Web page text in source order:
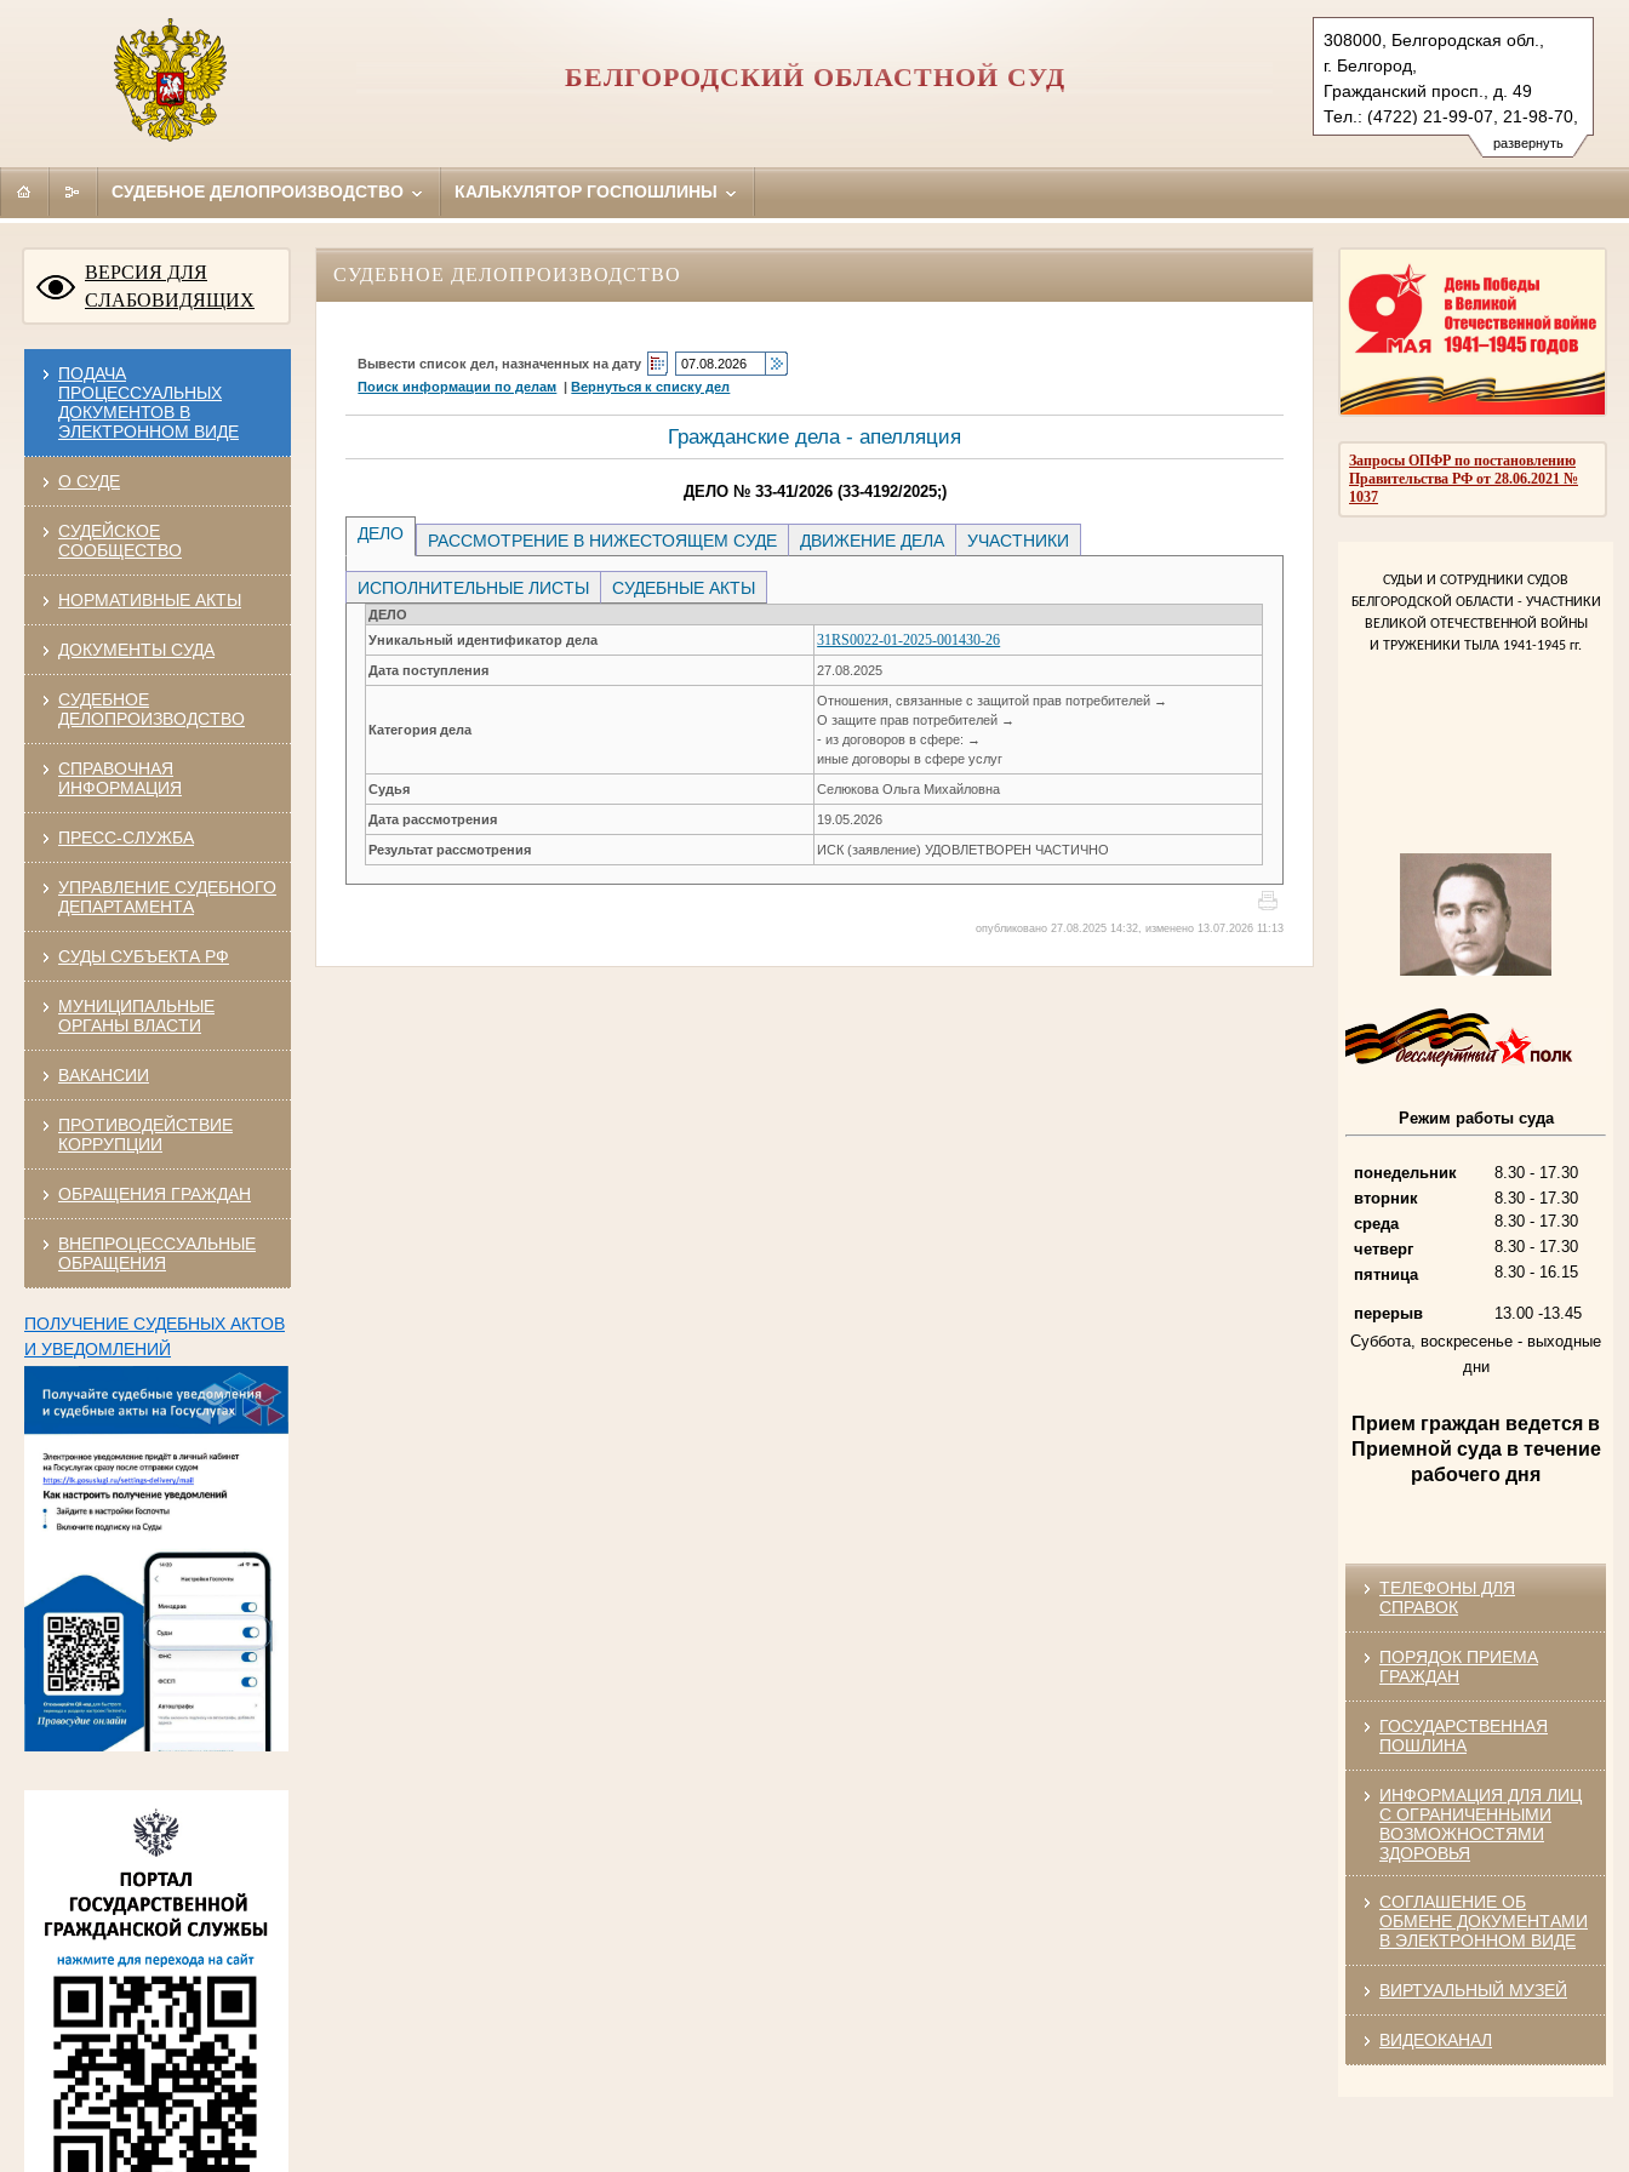
развернуть
308000, Белгородская обл.,
г. Белгород,
Гражданский просп., д. 49
Тел.: (4722) 21-99-07, 21-98-70,
21-98-76
oblsud.blg@sudrf.ru
БЕЛГОРОДСКИЙ ОБЛАСТНОЙ СУД
СУДЕБНОЕ ДЕЛОПРОИЗВОДСТВО КАЛЬКУЛЯТОР ГОСПОШЛИНЫ
ВЕРСИЯ ДЛЯ
СЛАБОВИДЯЩИХ
ПОДАЧА
ПРОЦЕССУАЛЬНЫХ
ДОКУМЕНТОВ В
ЭЛЕКТРОННОМ ВИДЕ
О СУДЕ
СУДЕЙСКОЕ
СООБЩЕСТВО
НОРМАТИВНЫЕ АКТЫ
ДОКУМЕНТЫ СУДА
СУДЕБНОЕ
ДЕЛОПРОИЗВОДСТВО
СПРАВОЧНАЯ
ИНФОРМАЦИЯ
ПРЕСС-СЛУЖБА
УПРАВЛЕНИЕ СУДЕБНОГО
ДЕПАРТАМЕНТА
СУДЫ СУБЪЕКТА РФ
МУНИЦИПАЛЬНЫЕ
ОРГАНЫ ВЛАСТИ
ВАКАНСИИ
ПРОТИВОДЕЙСТВИЕ
КОРРУПЦИИ
ОБРАЩЕНИЯ ГРАЖДАН
ВНЕПРОЦЕССУАЛЬНЫЕ
ОБРАЩЕНИЯ
ПОЛУЧЕНИЕ СУДЕБНЫХ АКТОВ
И УВЕДОМЛЕНИЙ
Запросы ОПФР по постановлению
Правительства РФ от 28.06.2021 №
1037
СУДЬИ И СОТРУДНИКИ СУДОВ
БЕЛГОРОДСКОЙ ОБЛАСТИ - УЧАСТНИКИ
ВЕЛИКОЙ ОТЕЧЕСТВЕННОЙ ВОЙНЫ
И ТРУЖЕНИКИ ТЫЛА 1941-1945 гг.
Участник Великой Отечественной войны
Председатель Губкинского городского
Андрющенкова Тамара Ивановна
Труженица тыла в годы
Великой Отечественной войны
Судья Белгородского областного суда
в период с 1959 по 1974 гг.
Ануприенко Иван Васильевич
Участник Великой Отечественной войны
Председатель Губкинского районного
суда
в период с 1965 по 1984 гг.
Труженица тыла в годы
Великой Отечественной войны
Экспедитор Белгородского областного
Режим работы суда
понедельник
8.30 - 17.30
вторник
8.30 - 17.30
среда
8.30 - 17.30
четверг
8.30 - 17.30
пятница
8.30 - 16.15
перерыв
13.00 -13.45
Суббота, воскресенье - выходные
дни
Прием граждан ведется в
Приемной суда в течение
рабочего дня
ТЕЛЕФОНЫ ДЛЯ
СПРАВОК
ПОРЯДОК ПРИЕМА
ГРАЖДАН
ГОСУДАРСТВЕННАЯ
ПОШЛИНА
ИНФОРМАЦИЯ ДЛЯ ЛИЦ
С ОГРАНИЧЕННЫМИ
ВОЗМОЖНОСТЯМИ
ЗДОРОВЬЯ
СОГЛАШЕНИЕ ОБ
ОБМЕНЕ ДОКУМЕНТАМИ
В ЭЛЕКТРОННОМ ВИДЕ
ВИРТУАЛЬНЫЙ МУЗЕЙ
ВИДЕОКАНАЛ
СУДЕБНОЕ ДЕЛОПРОИЗВОДСТВО
Вывести список дел, назначенных на дату
Поиск информации по делам |Вернуться к списку дел
Гражданские дела - апелляция
ДЕЛО № 33-41/2026 (33-4192/2025;)
ДЕЛО РАССМОТРЕНИЕ В НИЖЕСТОЯЩЕМ СУДЕ ДВИЖЕНИЕ ДЕЛА УЧАСТНИКИ
ИСПОЛНИТЕЛЬНЫЕ ЛИСТЫ СУДЕБНЫЕ АКТЫ
ДЕЛО
Уникальный идентификатор дела
31RS0022-01-2025-001430-26
Дата поступления 27.08.2025
Категория дела
Отношения, связанные с защитой прав потребителей →
О защите прав потребителей →
- из договоров в сфере: →
иные договоры в сфере услуг
Судья Селюкова Ольга Михайловна
Дата рассмотрения 19.05.2026
Результат рассмотрения ИСК (заявление) УДОВЛЕТВОРЕН ЧАСТИЧНО
опубликовано 27.08.2025 14:32, изменено 13.07.2026 11:13